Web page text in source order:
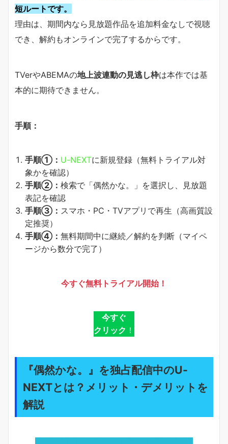
短ルートです。
理由は、期間内なら見放題作品を追加料金なしで視聴
でき、解約もオンラインで完了するからです。
TVerやABEMAの地上波連動の見逃し枠は本作では基
本的に期待できません。
手順：
手順①： U-NEXTに新規登録（無料トライアル対
象かを確認）
手順②： 検索で「偶然かな。」を選択し、見放題
表記を確認
手順③： スマホ・PC・TVアプリで再生（高画質設
定推奨）
手順④： 無料期間中に継続／解約を判断（マイペ
ージから数分で完了）
今すぐ無料トライアル開始！
今すぐ
クリック ！
『偶然かな。』を独占配信中のU-
NEXTとは？メリット・デメリットを
解説